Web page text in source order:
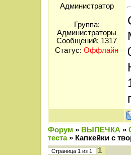
Администратор
Группа:
Администраторы
Сообщений: 1317
Статус: Оффлайн
Форум » ВЫПЕЧКА »
теста » Капкейки c
Страница 1 из 1 1